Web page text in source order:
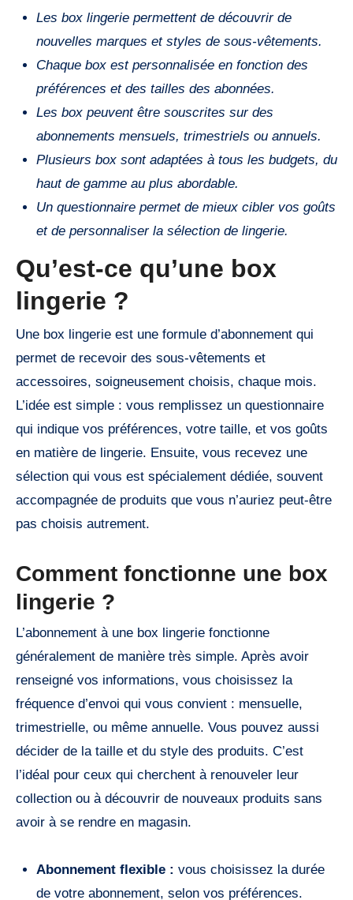
Les box lingerie permettent de découvrir de
nouvelles marques et styles de sous-vêtements.
Chaque box est personnalisée en fonction des
préférences et des tailles des abonnées.
Les box peuvent être souscrites sur des
abonnements mensuels, trimestriels ou annuels.
Plusieurs box sont adaptées à tous les budgets, du
haut de gamme au plus abordable.
Un questionnaire permet de mieux cibler vos goûts
et de personnaliser la sélection de lingerie.
Qu’est-ce qu’une box
lingerie ?
Une box lingerie est une formule d’abonnement qui
permet de recevoir des sous-vêtements et
accessoires, soigneusement choisis, chaque mois.
L’idée est simple : vous remplissez un questionnaire
qui indique vos préférences, votre taille, et vos goûts
en matière de lingerie. Ensuite, vous recevez une
sélection qui vous est spécialement dédiée, souvent
accompagnée de produits que vous n’auriez peut-être
pas choisis autrement.
Comment fonctionne une box
lingerie ?
L’abonnement à une box lingerie fonctionne
généralement de manière très simple. Après avoir
renseigné vos informations, vous choisissez la
fréquence d’envoi qui vous convient : mensuelle,
trimestrielle, ou même annuelle. Vous pouvez aussi
décider de la taille et du style des produits. C’est
l’idéal pour ceux qui cherchent à renouveler leur
collection ou à découvrir de nouveaux produits sans
avoir à se rendre en magasin.
Abonnement flexible : vous choisissez la durée
de votre abonnement, selon vos préférences.